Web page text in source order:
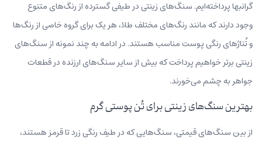
گرانبها پرداخته‌ایم. سنگ‌های زینتی در طیفی گسترده از رنگ‌های متنوع
وجود دارند که مانند رنگ‌های مختلف طلا، هر یک برای گروه خاصی از رنگ‌ها
و تُناژهای رنگی پوست مناسب هستند. در ادامه به چند نمونه از سنگ‌های
زینتی برتر خواهیم پرداخت که بیش از سایر سنگ‌های ارزنده در قطعات
جواهر به چشم می‌خورند.
بهترین سنگ‌های زینتی برای تُن پوستی گرم
از بین سنگ‌های قیمتی، سنگ‌هایی که در طیف رنگی زرد تا قرمز هستند،